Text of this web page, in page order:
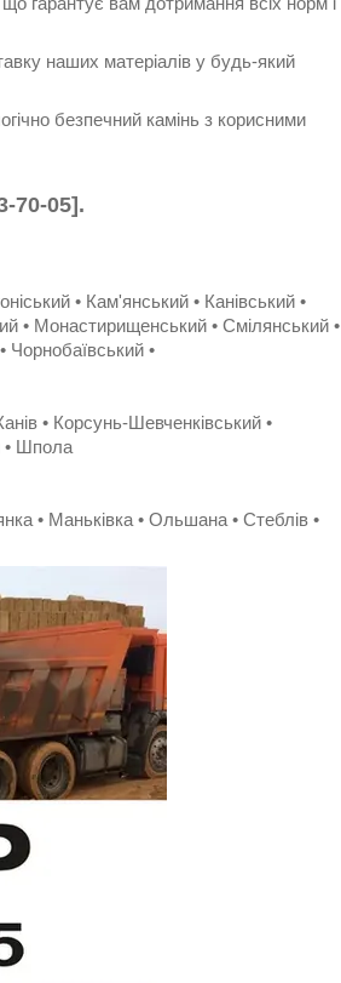
наших матеріалів у будь-який
безпечний камінь з корисними
70-05].
• Кам'янський • Канівський •
• Монастирищенський • Смілянський •
Чорнобаївський •
• Корсунь-Шевченківський •
• Шпола
• Маньківка • Ольшана • Стеблів •